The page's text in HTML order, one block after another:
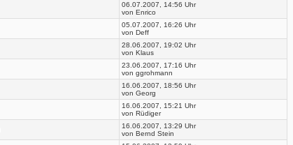
06.07.2007, 14:56 Uhr
von Enrico
05.07.2007, 16:26 Uhr
von Deff
28.06.2007, 19:02 Uhr
von Klaus
23.06.2007, 17:16 Uhr
von ggrohmann
16.06.2007, 18:56 Uhr
von Georg
16.06.2007, 15:21 Uhr
von Rüdiger
16.06.2007, 13:29 Uhr
von Bernd Stein